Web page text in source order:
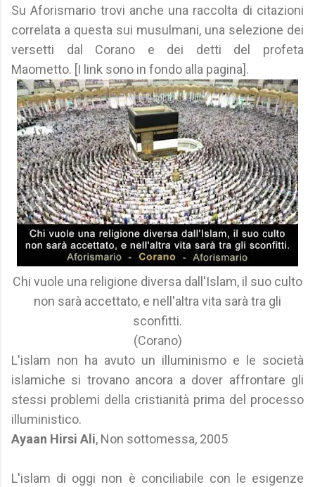
Su Aforismario trovi anche una raccolta di citazioni
correlata a questa sui musulmani, una selezione dei
versetti dal Corano e dei detti del profeta
Maometto. [I link sono in fondo alla pagina].
Chi vuole una religione diversa dall'Islam, il suo culto
non sarà accettato, e nell'altra vita sarà tra gli
sconfitti.
(Corano)
L'islam non ha avuto un illuminismo e le società
islamiche si trovano ancora a dover affrontare gli
stessi problemi della cristianità prima del processo
illuministico.
Ayaan Hirsi Ali, Non sottomessa, 2005
L'islam di oggi non è conciliabile con le esigenze